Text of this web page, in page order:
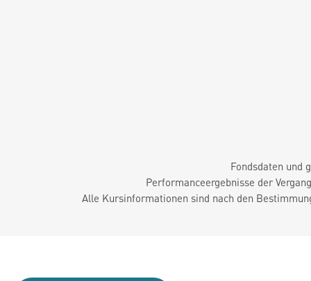
Fondsdaten und
Performanceergebnisse der
Alle Kursinformationen sind nach den